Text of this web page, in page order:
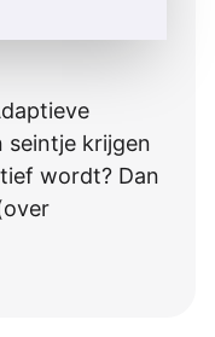
seintje krijgen
wordt? Dan